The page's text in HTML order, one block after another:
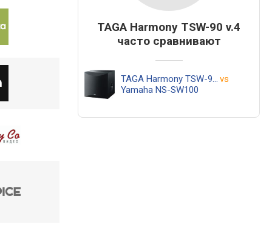
TAGA Harmony TSW-90 v.4
часто сравнивают
TAGA Harmony TSW-90 v.4 vs
Yamaha NS-SW100